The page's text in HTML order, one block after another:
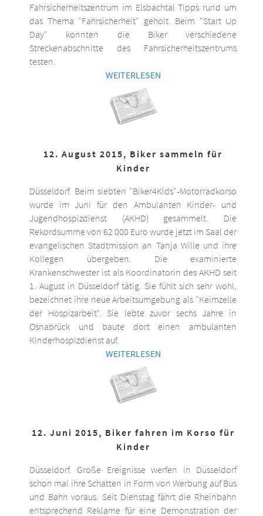
Fahrsicherheitszentrum im Elsbachtal Tipps rund um
das Thema "Fahrsicherheit" geholt. Beim "Start Up
Day" konnten die Biker verschiedene
Streckenabschnitte des Fahrsicherheitszentrums
testen.
WEITERLESEN
12. August 2015, Biker sammeln für
Kinder
Düsseldorf. Beim siebten "Biker4Kids"-Motorradkorso
wurde im Juni für den Ambulanten Kinder- und
Jugendhospizdienst (AKHD) gesammelt. Die
Rekordsumme von 62 000 Euro wurde jetzt im Saal der
evangelischen Stadtmission an Tanja Wille und ihre
Kollegen übergeben. Die examinierte
Krankenschwester ist als Koordinatorin des AKHD seit
1. August in Düsseldorf tätig. Sie fühlt sich sehr wohl,
bezeichnet ihre neue Arbeitsumgebung als "Keimzelle
der Hospizarbeit". Sie lebte zuvor sechs Jahre in
Osnabrück und baute dort einen ambulanten
Kinderhospizdienst auf.
WEITERLESEN
12. Juni 2015, Biker fahren im Korso für
Kinder
Düsseldorf. Große Ereignisse werfen in Düsseldorf
schon mal ihre Schatten in Form von Werbung auf Bus
und Bahn voraus. Seit Dienstag fährt die Rheinbahn
entsprechend Reklame für eine Demonstration der